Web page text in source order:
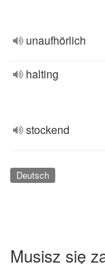
unaufhörlich
halting
stockend
Deutsch
Musisz się